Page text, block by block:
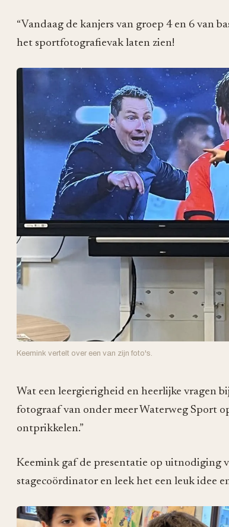
“Vandaag de kanjers van groep 4 en 6 van
het sportfotografievak laten zien!
Keemink vertelt over een van zijn foto's.
Wat een leergierigheid en heerlijke vragen
fotograaf van onder meer Waterweg Sport
ontprikkelen.”
Keemink gaf de presentatie op uitnodiging
stagecoördinator en leek het een leuk idee